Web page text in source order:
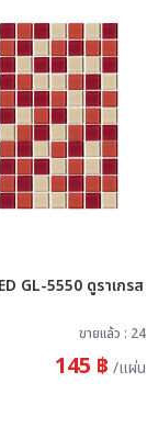
GL-5550 ดูราเกรส
ขายแล้ว : 24
145 ฿ /แผ่น